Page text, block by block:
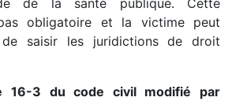
de la santé publique. Cette
obligatoire et la victime peut
saisir les juridictions de droit
16-3 du code civil modifié par